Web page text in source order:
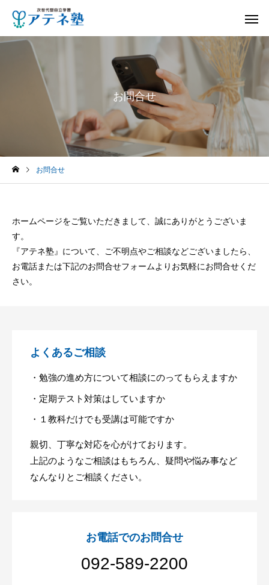
お問合せ
お問合せ
ホームページをご覧いただきまして、誠にありがとうございま
す。
『アテネ塾』について、ご不明点やご相談などございましたら、
お電話または下記のお問合せフォームよりお気軽にお問合せくだ
さい。
よくあるご相談
・勉強の進め方について相談にのってもらえますか
・定期テスト対策はしていますか
・１教科だけでも受講は可能ですか
親切、丁寧な対応を心がけております。
上記のようなご相談はもちろん、疑問や悩み事など
なんなりとご相談ください。
お電話でのお問合せ
092-589-2200